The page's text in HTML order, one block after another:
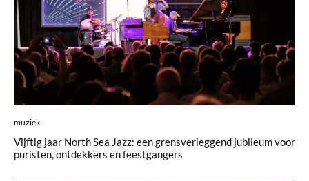
muziek
Vijftig jaar North Sea Jazz: een grensverleggend jubileum voor
puristen, ontdekkers en feestgangers